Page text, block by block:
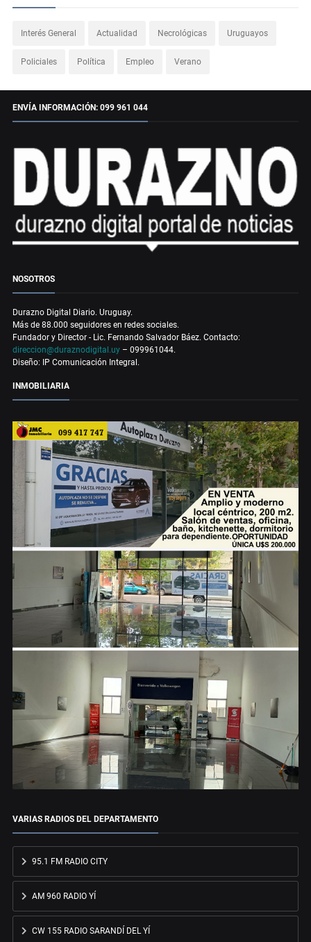
Interés General Actualidad Necrológicas Uruguayos
Policiales Política Empleo Verano
ENVÍA INFORMACIÓN: 099 961 044
NOSOTROS
Durazno Digital Diario. Uruguay.
Más de 88.000 seguidores en redes sociales.
Fundador y Director - Lic. Fernando Salvador Báez. Contacto:
direccion@duraznodigital.uy – 099961044.
Diseño: IP Comunicación Integral.
INMOBILIARIA
VARIAS RADIOS DEL DEPARTAMENTO
95.1 FM RADIO CITY
AM 960 RADIO YÍ
CW 155 RADIO SARANDÍ DEL YÍ